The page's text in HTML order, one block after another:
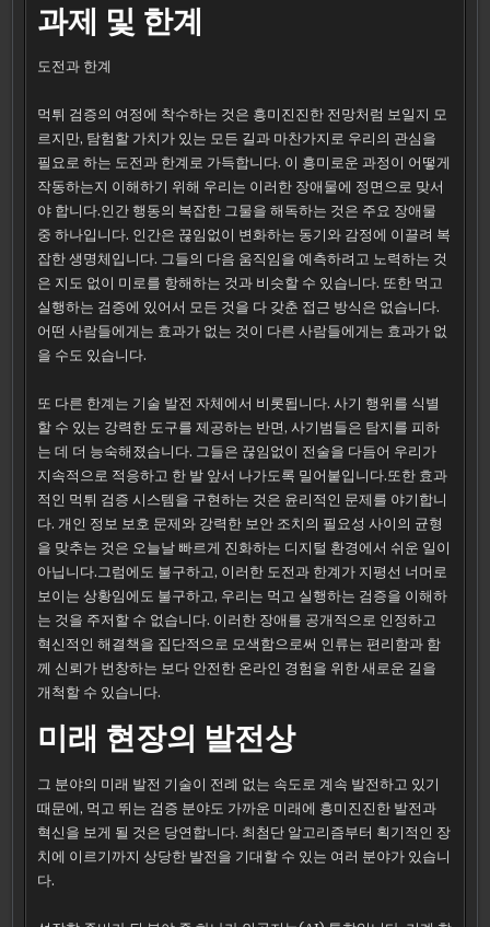
과제 및 한계
도전과 한계
먹튀 검증의 여정에 착수하는 것은 흥미진진한 전망처럼 보일지 모
르지만, 탐험할 가치가 있는 모든 길과 마찬가지로 우리의 관심을
필요로 하는 도전과 한계로 가득합니다. 이 흥미로운 과정이 어떻게
작동하는지 이해하기 위해 우리는 이러한 장애물에 정면으로 맞서
야 합니다.인간 행동의 복잡한 그물을 해독하는 것은 주요 장애물
중 하나입니다. 인간은 끊임없이 변화하는 동기와 감정에 이끌려 복
잡한 생명체입니다. 그들의 다음 움직임을 예측하려고 노력하는 것
은 지도 없이 미로를 항해하는 것과 비슷할 수 있습니다. 또한 먹고
실행하는 검증에 있어서 모든 것을 다 갖춘 접근 방식은 없습니다.
어떤 사람들에게는 효과가 없는 것이 다른 사람들에게는 효과가 없
을 수도 있습니다.
또 다른 한계는 기술 발전 자체에서 비롯됩니다. 사기 행위를 식별
할 수 있는 강력한 도구를 제공하는 반면, 사기범들은 탐지를 피하
는 데 더 능숙해졌습니다. 그들은 끊임없이 전술을 다듬어 우리가
지속적으로 적응하고 한 발 앞서 나가도록 밀어붙입니다.또한 효과
적인 먹튀 검증 시스템을 구현하는 것은 윤리적인 문제를 야기합니
다. 개인 정보 보호 문제와 강력한 보안 조치의 필요성 사이의 균형
을 맞추는 것은 오늘날 빠르게 진화하는 디지털 환경에서 쉬운 일이
아닙니다.그럼에도 불구하고, 이러한 도전과 한계가 지평선 너머로
보이는 상황임에도 불구하고, 우리는 먹고 실행하는 검증을 이해하
는 것을 주저할 수 없습니다. 이러한 장애를 공개적으로 인정하고
혁신적인 해결책을 집단적으로 모색함으로써 인류는 편리함과 함
께 신뢰가 번창하는 보다 안전한 온라인 경험을 위한 새로운 길을
개척할 수 있습니다.
미래 현장의 발전상
그 분야의 미래 발전 기술이 전례 없는 속도로 계속 발전하고 있기
때문에, 먹고 뛰는 검증 분야도 가까운 미래에 흥미진진한 발전과
혁신을 보게 될 것은 당연합니다. 최첨단 알고리즘부터 획기적인 장
치에 이르기까지 상당한 발전을 기대할 수 있는 여러 분야가 있습니
다.